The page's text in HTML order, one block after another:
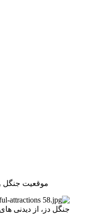
موقعیت جنگل
جنگل دز، از دیدنی